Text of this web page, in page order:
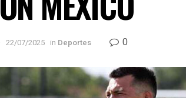
22/07/2025 in Deportes 0